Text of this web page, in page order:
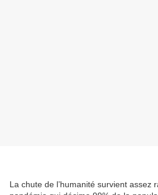
La chute de l’humanité survient assez